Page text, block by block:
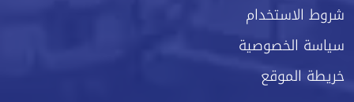
شروط الاستخدام
سياسة الخصوصية
خريطة الموقع